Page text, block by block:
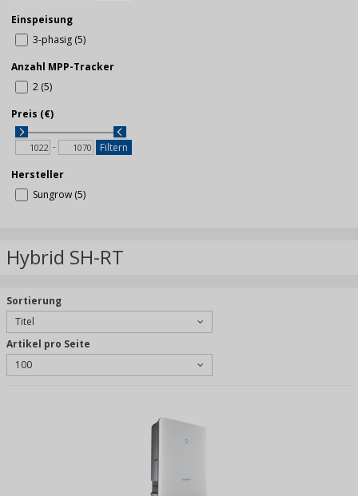
Einspeisung
3-phasig (5)
Anzahl MPP-Tracker
2 (5)
Preis (€)
-
Filtern
Hersteller
Sungrow (5)
Hybrid SH-RT
Sortierung
Titel
Artikel pro Seite
100